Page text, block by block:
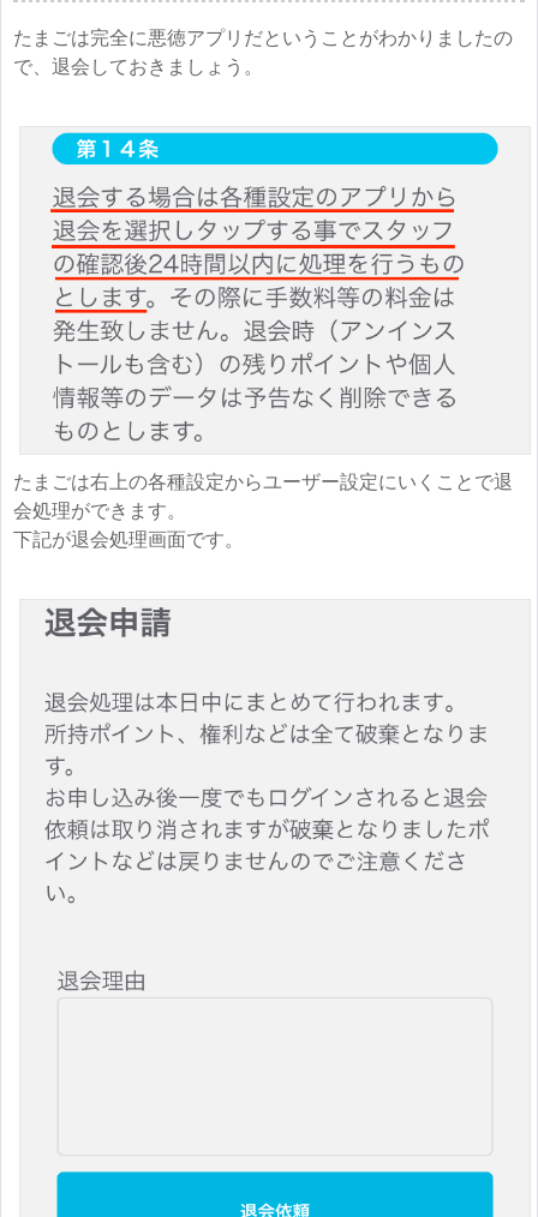
たまごは完全に悪徳アプリだということがわかりましたの
で、退会しておきましょう。
たまごは右上の各種設定からユーザー設定にいくことで退
会処理ができます。
下記が退会処理画面です。